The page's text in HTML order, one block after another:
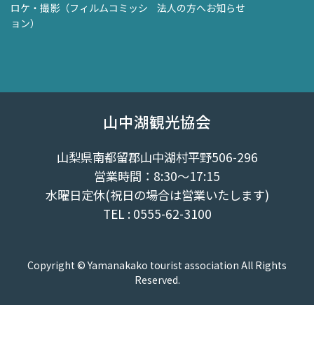
ロケ・撮影（フィルムコミッシ
ョン）
法人の方へお知らせ
山中湖観光協会
山梨県南都留郡山中湖村平野506-296
営業時間：8:30～17:15
水曜日定休(祝日の場合は営業いたします)
TEL : 0555-62-3100
Copyright © Yamanakako tourist association All Rights
Reserved.